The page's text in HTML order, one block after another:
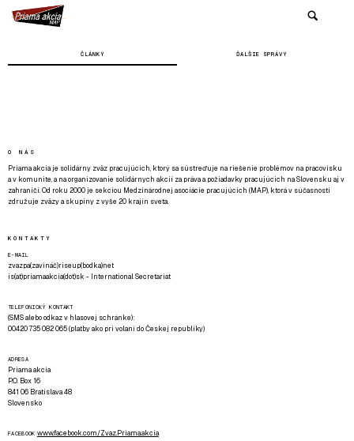
ČLÁNKY ĎALŠIE SPRÁVY
O NÁS
Priama akcia je solidárny zväz pracujúcich, ktorý sa sústreďuje na riešenie problémov na pracovisku
a v komunite, a na organizovanie solidárnych akcií za práva a požiadavky pracujúcich na Slovensku aj v
zahraničí. Od roku 2000 je sekciou Medzinárodnej asociácie pracujúcich (MAP), ktorá v súčasnosti
združuje zväzy a skupiny z vyše 20 krajín sveta.
KONTAKTY
E-MAIL
zvazpa(zavináč)riseup(bodka)net
is(at)priamaakcia(dot)sk - International Secretariat
TELEFONICKÝ KONTAKT
(SMS alebo odkaz v hlasovej schránke):
00420 735 082 065 (platby ako pri volaní do Českej republiky)
ADRESA
Priama akcia
P.O. Box 16
841 06 Bratislava 48
Slovensko
FACEBOOK www.facebook.com/Zvaz.Priama.akcia